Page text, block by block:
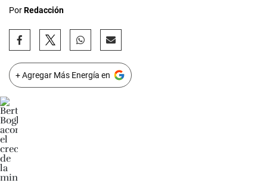
PorRedacción
+ Agregar Más Energía en